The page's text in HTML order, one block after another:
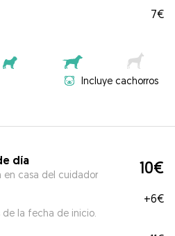
7€
Incluye cachorros
día
en casa del cuidador 10€
la fecha de inicio.
+6€